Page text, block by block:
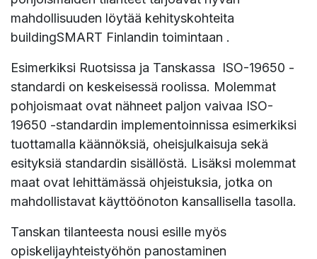
mahdollisuuden löytää kehityskohteita
buildingSMART Finlandin toimintaan .
Esimerkiksi Ruotsissa ja Tanskassa ISO-19650 -
standardi on keskeisessä roolissa. Molemmat
pohjoismaat ovat nähneet paljon vaivaa ISO-
19650 -standardin implementoinnissa esimerkiksi
tuottamalla käännöksiä, oheisjulkaisuja sekä
esityksiä standardin sisällöstä. Lisäksi molemmat
maat ovat lehittämässä ohjeistuksia, jotka on
mahdollistavat käyttöönoton kansallisella tasolla.
Tanskan tilanteesta nousi esille myös
opiskelijayhteistyöhön panostaminen